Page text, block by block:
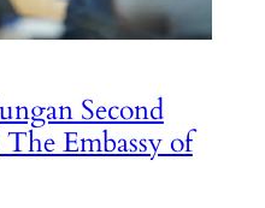
Second
Embassy of